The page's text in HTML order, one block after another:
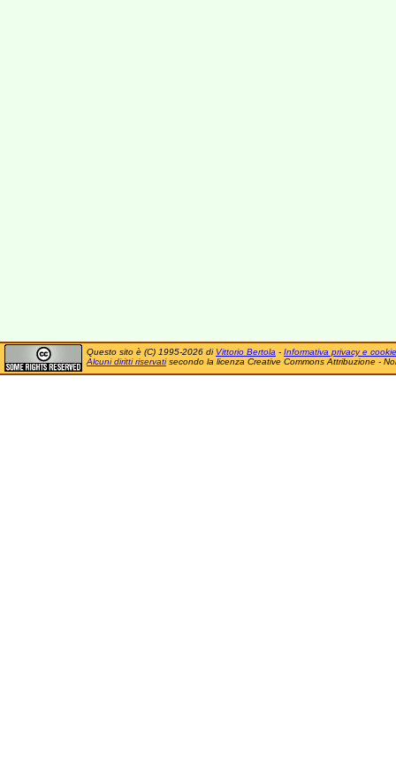
Questo sito è (C) 1995-2026 di Vittorio Bertola - Informativa privacy e cookie
Alcuni diritti riservatisecondo la licenza Creative Commons Attribuzione -